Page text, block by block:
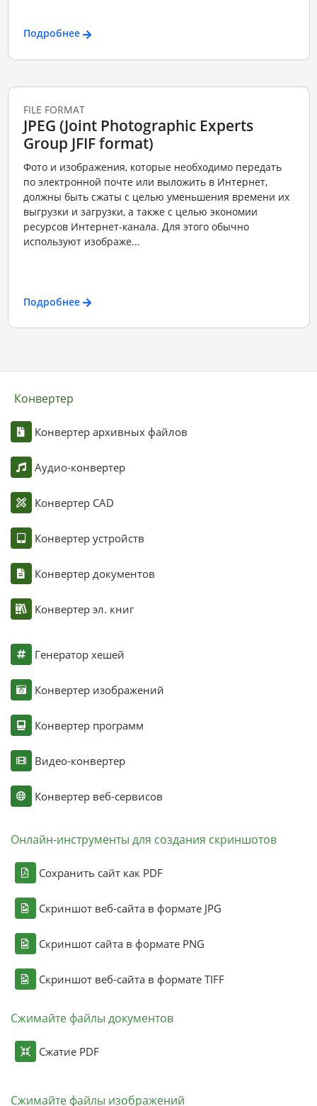
Подробнее
FILE FORMAT
JPEG (Joint Photographic Experts
Group JFIF format)
Фото и изображения, которые необходимо передать
по электронной почте или выложить в Интернет,
должны быть сжаты с целью уменьшения времени их
выгрузки и загрузки, а также с целью экономии
ресурсов Интернет-канала. Для этого обычно
используют изображе...
Подробнее
Конвертер
Конвертер архивных файлов
Аудио-конвертер
Конвертер CAD
Конвертер устройств
Конвертер документов
Конвертер эл. книг
Генератор хешей
Конвертер изображений
Конвертер программ
Видео-конвертер
Конвертер веб-сервисов
Онлайн-инструменты для создания скриншотов
Сохранить сайт как PDF
Скриншот веб-сайта в формате JPG
Скриншот сайта в формате PNG
Скриншот веб-сайта в формате TIFF
Сжимайте файлы документов
Сжатие PDF
Сжимайте файлы изображений